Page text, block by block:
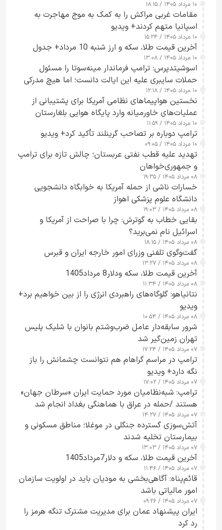
۱۰ مرداد ۱۴۰۵ / ۱۸:۱۵
مقامات غربی مراکش را به کمک به موج مهاجرت به
اسپانیا متهم کردند+ ویدیو
۱۰ مرداد ۱۴۰۵ / ۱۵:۲۴
آخرین قیمت طلا، سکه و ارز شنبه 10 مرداد+ جدول
۱۰ مرداد ۱۴۰۵ / ۱۳:۰۸
اسوشیتدپرس: ترامپ فرماندار مینه‌سوتا را مسئول
حملات سایبری علیه این ایالت دانست؛ اما هیچ مدرکی
ارائه نکرد
۱۰ مرداد ۱۴۰۵ / ۱۲:۱۸
نخستین هواپیماهای نظامی آمریکا برای پشتیبانی از
عملیات‌های خاورمیانه وارد پایگاه هوایی بلغارستان
شدند
۱۰ مرداد ۱۴۰۵ / ۱۱:۵۹
ترامپ دوباره بر تصاحب گرینلند تأکید کرد+ ویدیو
۱۰ مرداد ۱۴۰۵ / ۰۹:۰۵
تهدید علیه قطب نفتی عربستان؛ چالش تازه برای ترامپ
و جمهوری‌خواهان
۰۸ مرداد ۱۴۰۵ / ۱۹:۳۵
خسارات ناشی از حمله آمریکا به خوابگاه دانشجویی
دانشگاه علوم پزشکی اهواز
۰۸ مرداد ۱۴۰۵ / ۱۹:۰۳
بقایی خطاب به گوترش: چرا با صراحت از آمریکا و
اسرائیل نام نمی‌برید؟
۰۸ مرداد ۱۴۰۵ / ۱۸:۱۵
گفت‌وگوی تلفنی وزرای امور خارجه ایران و قبرس
۰۸ مرداد ۱۴۰۵ / ۱۳:۲۷
آخرین قیمت طلا، سکه ودلار8 مرداد1405
۰۸ مرداد ۱۴۰۵ / ۱۱:۳۴
نتانیاهو: گلوگاه‌های راهبردی انرژی را از بین خواهیم برد+
ویدیو
۰۸ مرداد ۱۴۰۵ / ۱۰:۵۴
شرور سابقه‌دار عامل ضرب‌وشتم بانوان با شلیک پلیس
تهران زمین‌گیر شد
۰۷ مرداد ۱۴۰۵ / ۱۷:۲۴
ترامپ در مراسم گراهام هم نتوانست چشمانش را باز
نگه دارد+ ویدیو
۰۷ مرداد ۱۴۰۵ / ۱۷:۰۲
ترامپ: شبه‌نظامیان مورد حمایت ایران «سرطان جهان»
هستند /حمله در عراق با هماهنگی بغداد انجام شد
۰۷ مرداد ۱۴۰۵ / ۱۴:۲۷
آتش‌سوزی گسترده جنگلی در موغلا؛ مناطق مسکونی و
بیمارستان تخلیه شدند
۰۷ مرداد ۱۴۰۵ / ۱۳:۰۳
آخرین قیمت طلا، سکه و دلار7مرداد1405
۰۷ مرداد ۱۴۰۵ / ۱۱:۴۶
قائم‌پناه: آگاهی‌بخشی به مودیان باید در اولویت سازمان
امور مالیاتی باشد
۰۷ مرداد ۱۴۰۵ / ۰۹:۲۶
ایران پیشنهاد عمان برای مدیریت مشترک تنگه هرمز را
رد کرد